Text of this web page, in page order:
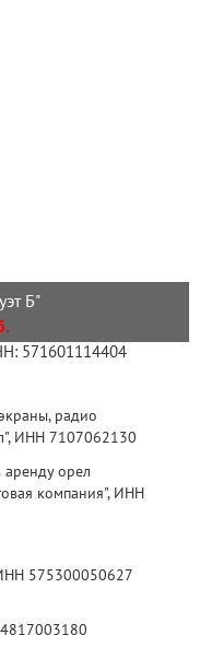
Б"
571601114404
ИНН 7107062130
компания", ИНН
575300050627